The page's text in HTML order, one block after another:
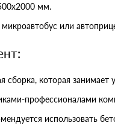
мм.
или
сборка, которая занимает
профессионалами
использовать